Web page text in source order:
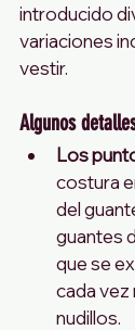
introducido
variaciones
vestir.
Algunos
Los
costura
del
guantes
que se
cada vez
nudillos.